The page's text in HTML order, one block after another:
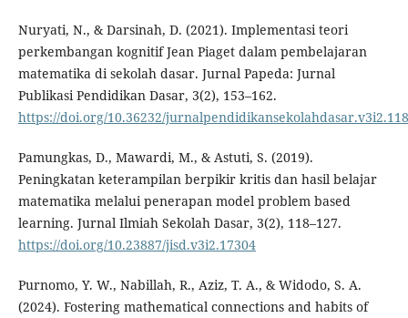
Nuryati, N., & Darsinah, D. (2021). Implementasi teori
perkembangan kognitif Jean Piaget dalam pembelajaran
matematika di sekolah dasar. Jurnal Papeda: Jurnal
Publikasi Pendidikan Dasar, 3(2), 153–162.
https://doi.org/10.36232/
Pamungkas, D., Mawardi, M., & Astuti, S. (2019).
Peningkatan keterampilan berpikir kritis dan hasil belajar
matematika melalui penerapan model problem based
learning. Jurnal Ilmiah Sekolah Dasar, 3(2), 118–127.
https://doi.org/10.23887/jisd.v3i2.17304
Purnomo, Y. W., Nabillah, R., Aziz, T. A., & Widodo, S. A.
(2024). Fostering mathematical connections and habits of